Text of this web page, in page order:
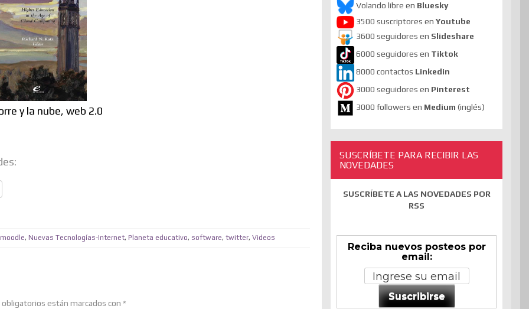
moodle, Nuevas Tecnologías-Internet, Planeta educativo, software, twitter, Videos
obligatorios están marcados con *
Volando libre en Bluesky
3500 suscriptores en Youtube
3600 seguidores en Slideshare
6000 seguidores en Tiktok
8000 contactos Linkedin
3000 seguidores en Pinterest
3000 followers en Medium (inglés)
SUSCRÍBETE PARA RECIBIR LAS
NOVEDADES
SUSCRÍBETE A LAS NOVEDADES POR
RSS
Reciba nuevos posteos por
email:
Suscribirse